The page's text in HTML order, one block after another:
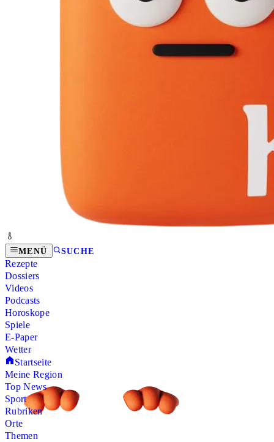
MENÜ SUCHE
Rezepte
Dossiers
Videos
Podcasts
Horoskope
Spiele
E-Paper
Wetter
Startseite
Meine Region
Top News
Sport
Rubriken
Orte
Themen